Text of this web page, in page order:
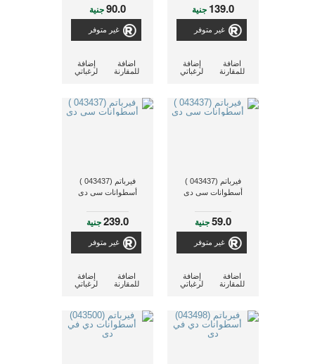
139.0 جنية
غير متوفر
إضافة
لرغباتي
اضافة
للمقارنة
90.0جنية
غير متوفر
إضافة
لرغباتي
اضافة
للمقارنة
فيرباتم (043437 )
أسطوانات سى دى
59.0جنية
غير متوفر
إضافة
لرغباتي
اضافة
للمقارنة
فيرباتم (043437 )
أسطوانات سى دى
239.0جنية
غير متوفر
إضافة
لرغباتي
اضافة
للمقارنة